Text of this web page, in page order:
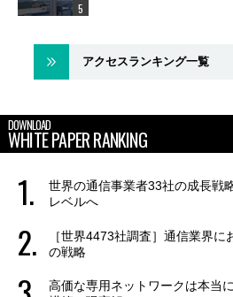
アクセスランキング一覧
DOWNLOAD
WHITE PAPER RANKING
世界の通信事業者33社の成長戦
レベルへ
［世界4473社調査］通信業界
の戦略
高価な専用ネットワークは本当